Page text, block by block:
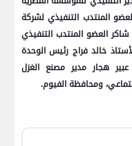
المنتدب التنفيذي لشركة
شاكر العضو المنتدب التنفيذي
خالد فراج رئيس الوحدة
عبير هجار مدير مصنع الغزل
ومحافظة الفيوم.